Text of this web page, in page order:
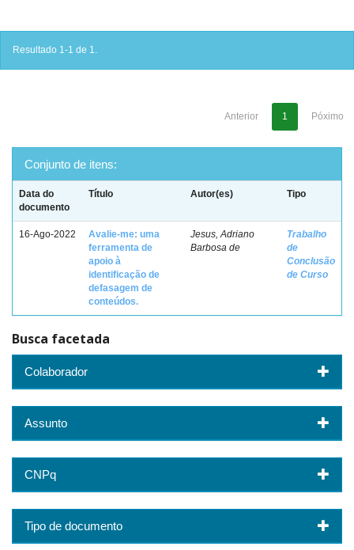
Resultado 1-1 de 1.
Anterior 1 Póximo
Conjunto de itens:
Data do
documento
Título Autor(es) Tipo
16-Ago-2022
Avalie-me: uma
ferramenta de
apoio à
identificação de
defasagem de
conteúdos.
Jesus, Adriano
Barbosa de
Trabalho
de
Conclusão
de Curso
Busca facetada
Colaborador
Assunto
CNPq
Tipo de documento